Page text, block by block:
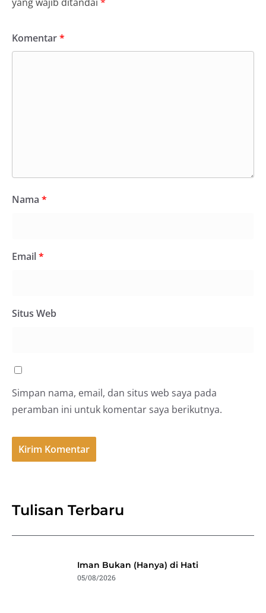
Komentar*
Nama *
Email*
Situs Web
Simpan nama, email, dan situs web saya pada
peramban ini untuk komentar saya berikutnya.
Tulisan Terbaru
Iman Bukan (Hanya) di Hati
05/08/2026